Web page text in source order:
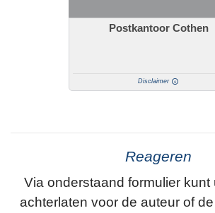
Postkantoor Cothen
Disclaimer
Reageren
Via onderstaand formulier kunt
achterlaten voor de auteur of